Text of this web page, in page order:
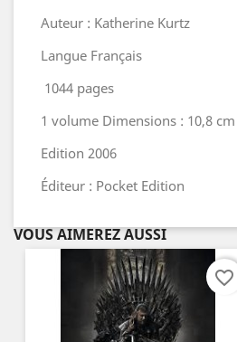
Auteur : Katherine Kurtz
Langue Français
1044 pages
1 volume Dimensions : 10,8
Edition 2006
Éditeur : Pocket Edition
VOUS AIMEREZ AUSSI
favorite_border